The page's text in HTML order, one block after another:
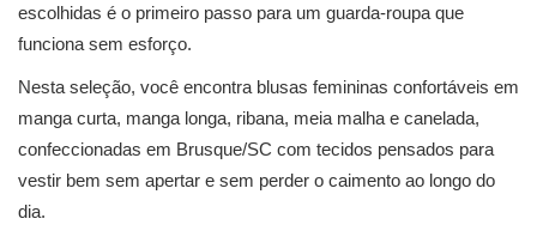
escolhidas é o primeiro passo para um guarda-roupa que
funciona sem esforço.
Nesta seleção, você encontra blusas femininas confortáveis em
manga curta, manga longa, ribana, meia malha e canelada,
confeccionadas em Brusque/SC com tecidos pensados para
vestir bem sem apertar e sem perder o caimento ao longo do
dia.